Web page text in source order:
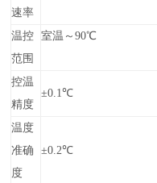
速率
温控
范围
室温～90℃
控温
精度
±0.1℃
温度
准确
度
±0.2℃